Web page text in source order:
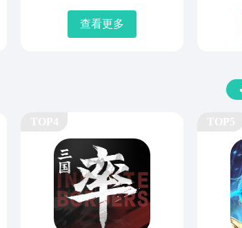
查看更多